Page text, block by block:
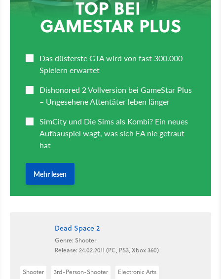
Dead Space 2
Genre: Shooter
Release: 24.02.2011 (PC, PS3, Xbox 360)
Shooter 3rd-Person-Shooter Electronic Arts